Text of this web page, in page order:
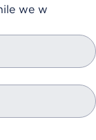
we w